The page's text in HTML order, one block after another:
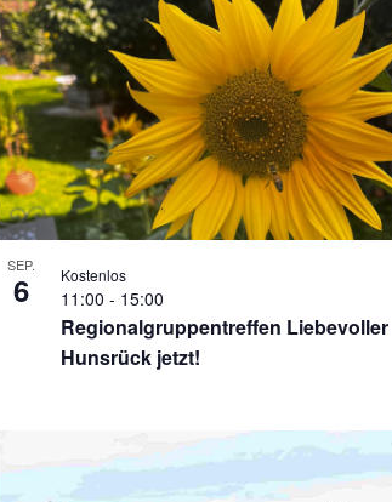
SEP.
6
Regionalgruppentreffen Liebevoller
Hunsrück jetzt!
11:00 - 15:00
Kostenlos